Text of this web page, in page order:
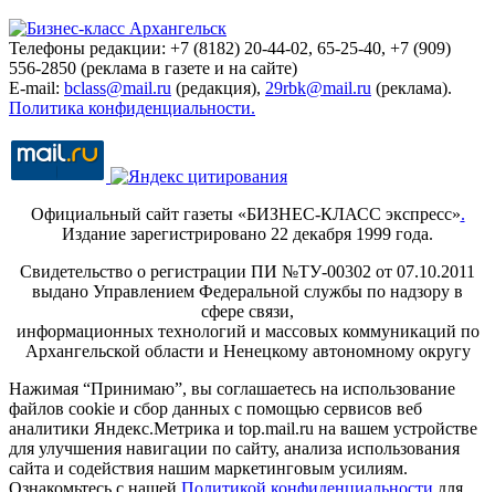
Телефоны редакции: +7 (8182) 20-44-02, 65-25-40, +7 (909)
556-2850 (реклама в газете и на сайте)
E-mail: bclass@mail.ru (редакция), 29rbk@mail.ru (реклама).
Политика конфиденциальности.
Официальный сайт газеты «БИЗНЕС-КЛАСС экспресс».
Издание зарегистрировано 22 декабря 1999 года.
Свидетельство о регистрации ПИ №ТУ-00302 от 07.10.2011
выдано Управлением Федеральной службы по надзору в
сфере связи,
информационных технологий и массовых коммуникаций по
Архангельской области и Ненецкому автономному округу
Нажимая “Принимаю”, вы соглашаетесь на использование
файлов cookie и сбор данных с помощью сервисов веб
аналитики Яндекс.Метрика и top.mail.ru на вашем устройстве
для улучшения навигации по сайту, анализа использования
сайта и содействия нашим маркетинговым усилиям.
Ознакомьтесь с нашей Политикой конфиденциальности для